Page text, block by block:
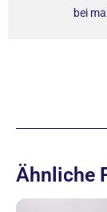
bei
Ähnliche